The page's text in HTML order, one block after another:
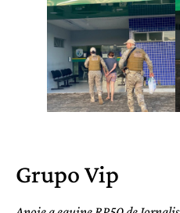
Grupo Vip